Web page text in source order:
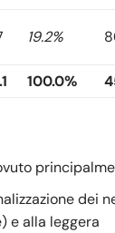
19.2%
100.0%
dei
e alla leggera